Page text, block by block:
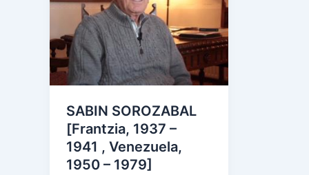
SABIN SOROZABAL
[Frantzia, 1937 –
1941 , Venezuela,
1950 – 1979]